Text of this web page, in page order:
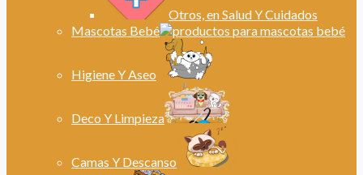
Otros, en Salud Y Cuidados
Mascotas Bebé
Higiene Y Aseo
Deco Y Limpieza
Camas Y Descanso